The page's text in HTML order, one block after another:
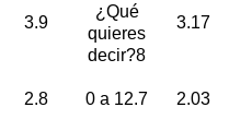
3.9
¿Qué
quieres
decir?8
3.17
2.8 0 a 12.7 2.03